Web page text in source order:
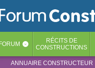
FORUM ‹ RÉCITS DE
CONSTRUCTIONS
ANNUAIRE CONSTRUCTEUR